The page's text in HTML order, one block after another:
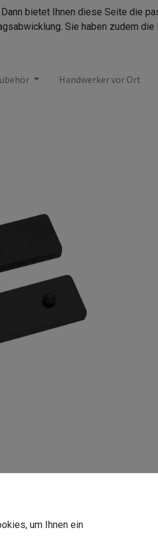
bietet Ihnen diese Seite die
Sie haben zudem
Handwerker vor Ort
um Ihnen ein